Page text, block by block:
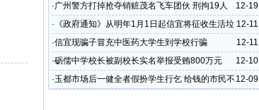
12-19
·广州警方打掉抢夺销赃茂名飞车团伙 刑拘19人
12-11
· 《政府通知》从明年1月1日起信宜将征收生活垃
圾处理费
12-11
·信宜现骗子冒充中医药大学生到学校行骗
12-10
·砺儒中学校长被副校长实名举报受贿800万元
12-09
·玉都市场后一健全者假扮学生行乞 给钱的市民不